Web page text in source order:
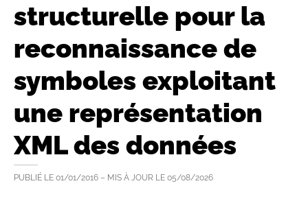
structurelle pour la
reconnaissance de
symboles exploitant
une représentation
XML des données
PUBLIÉ LE 01/01/2016 – MIS À JOUR LE 05/08/2026